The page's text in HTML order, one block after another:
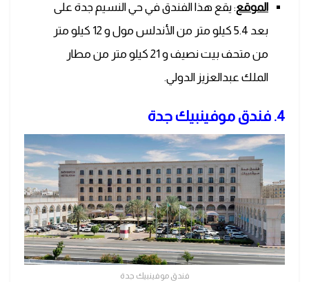
الموقع: يقع هذا الفندق في حي النسيم جدة على
بعد 5.4 كيلو متر من الأندلس مول و 12 كيلو متر
من متحف بيت نصيف و 21 كيلو متر من مطار
الملك عبدالعزيز الدولي.
4. فندق موفينبيك جدة
فندق موفينبيك جدة